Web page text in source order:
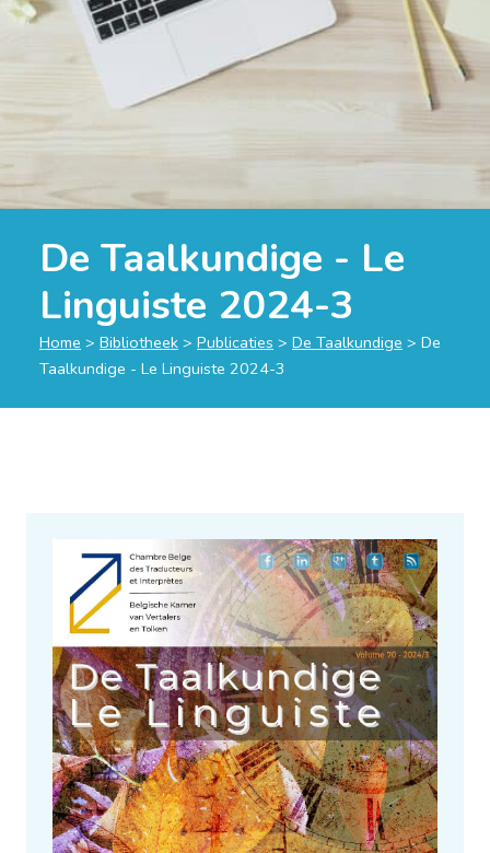
De Taalkundige - Le
Linguiste 2024-3
Home > Bibliotheek > Publicaties > De Taalkundige > De
Taalkundige - Le Linguiste 2024-3